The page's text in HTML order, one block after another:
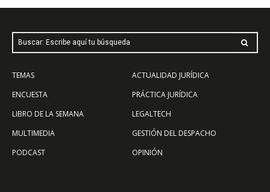
Buscar: Escribe aquí tu búsqueda
TEMAS
ENCUESTA
LIBRO DE LA SEMANA
MULTIMEDIA
PODCAST
ACTUALIDAD JURÍDICA
PRÁCTICA JURÍDICA
LEGALTECH
GESTIÓN DEL DESPACHO
OPINIÓN